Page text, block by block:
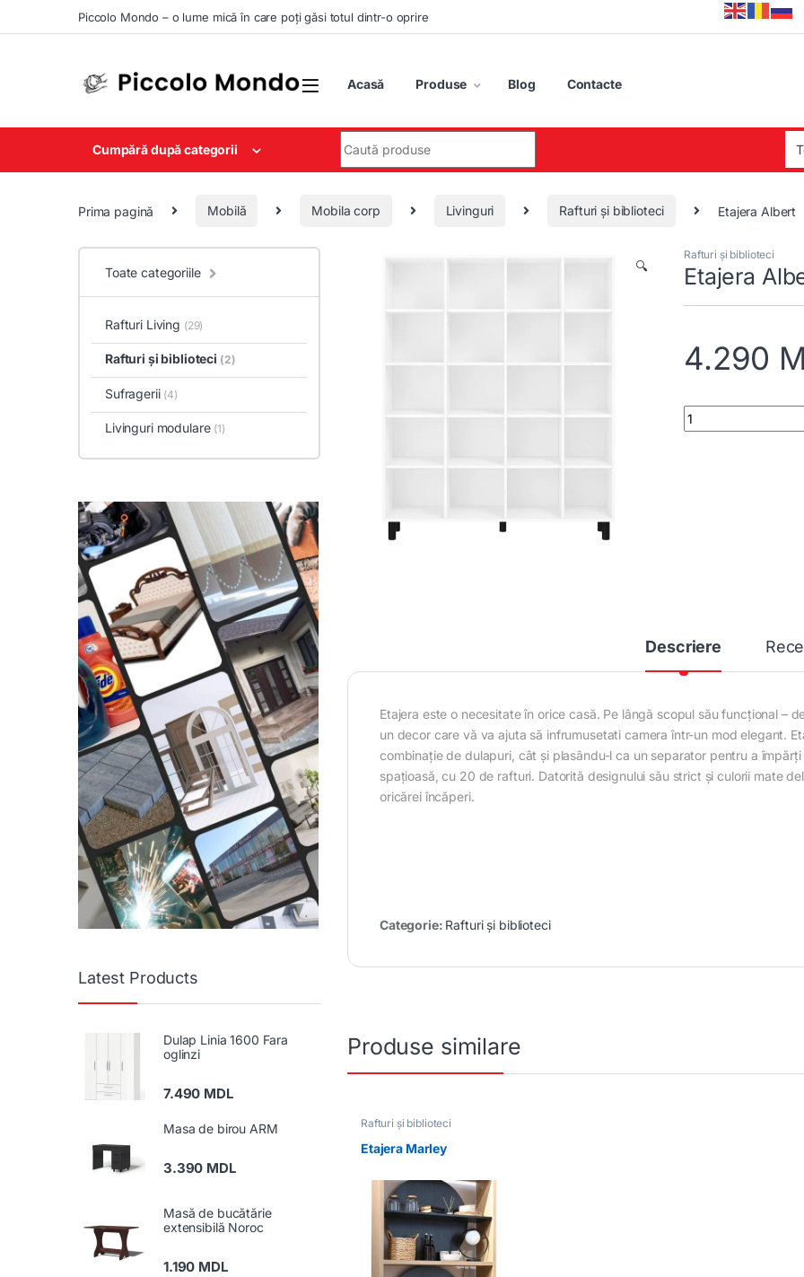
Skip to navigation
Skip to contentPiccolo Mondo – o lume mică în care poți găsi totul dintr-o oprire
Acasă Produse Blog Contacte
Cumpără după categorii
Prima pagină Mobilă Mobila corp Livinguri Rafturi și biblioteci Etajera Albert
🔍
Rafturi și biblioteci
Etajera
4.290
Etajera Albert
Descriere
Etajera este o necesitate în orice casă. Pe lângă scopul său funcțional –
un decor care vă va ajuta să infrumusetati camera într-un mod elegant.
combinație de dulapuri, cât și plasându-l ca un separator pentru a
spațioasă, cu 20 de rafturi. Datorită designului său strict și culorii mate
oricărei încăperi.
Categorie: Rafturi și biblioteci
Produse similare
Rafturi și biblioteci
Etajera Marley
Toate categoriile
Rafturi Living (29)
Rafturi și biblioteci (2)
Sufragerii (4)
Livinguri modulare (1)
Latest Products
Dulap Linia 1600 Fara
oglinzi
7.490 MDL
Masa de birou ARM
3.390 MDL
Masă de bucătărie
extensibilă Noroc
1.190 MDL